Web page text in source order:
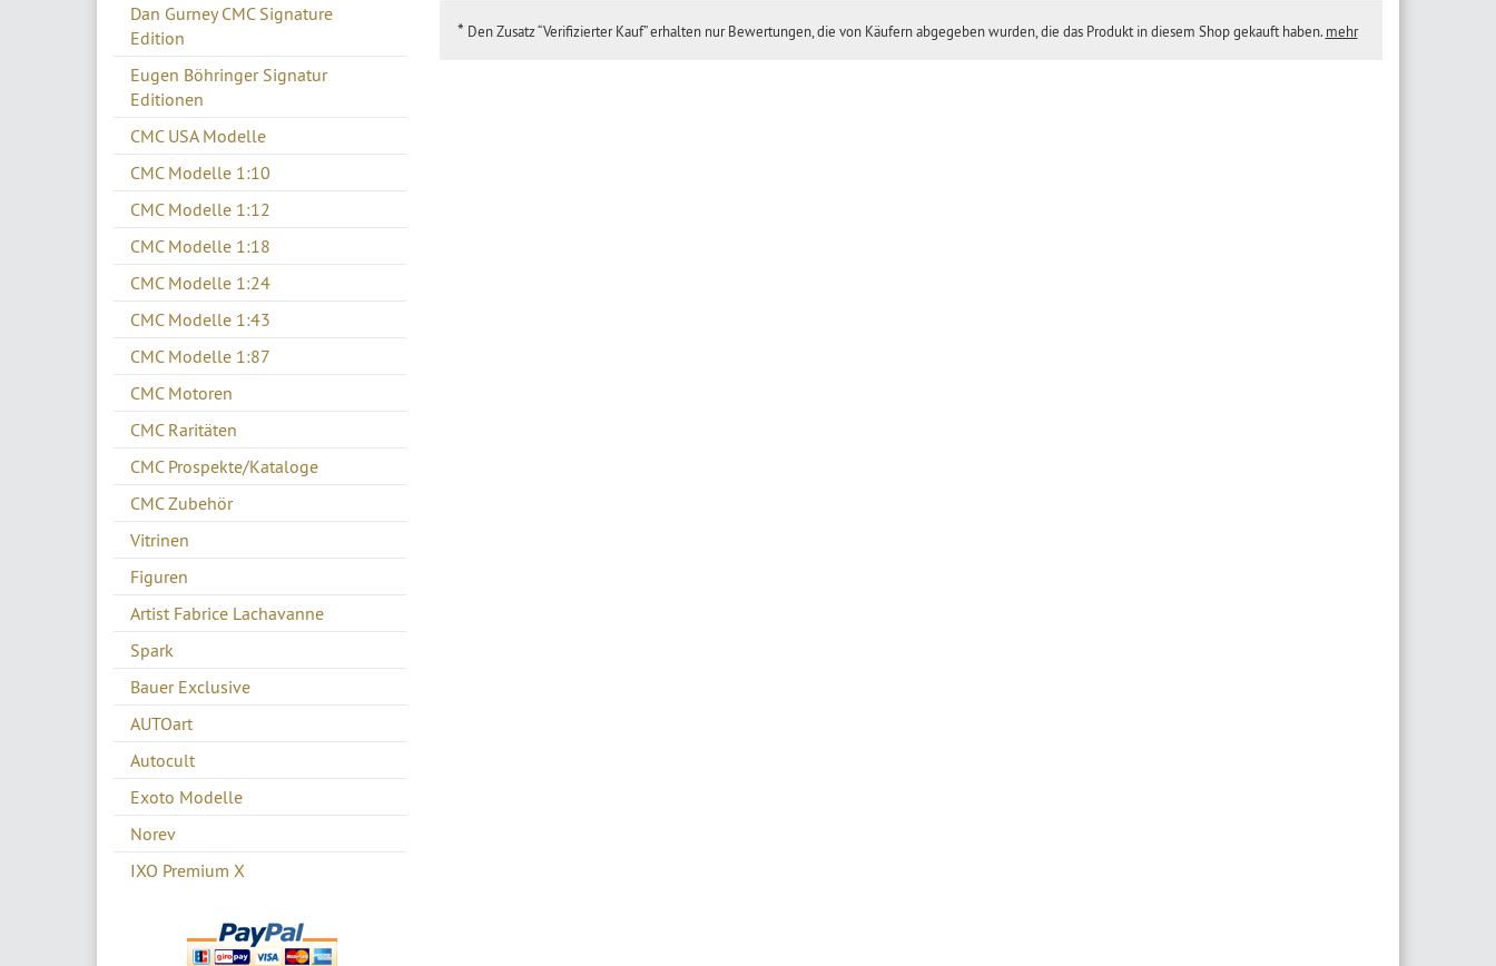
Dan Gurney CMC Signature
Edition
Eugen Böhringer Signatur
Editionen
CMC USA Modelle
CMC Modelle 1:10
CMC Modelle 1:12
CMC Modelle 1:18
CMC Modelle 1:24
CMC Modelle 1:43
CMC Modelle 1:87
CMC Motoren
CMC Raritäten
CMC Prospekte/Kataloge
CMC Zubehör
Vitrinen
Figuren
Artist Fabrice Lachavanne
Spark
Bauer Exclusive
AUTOart
Autocult
Exoto Modelle
Norev
IXO Premium X
* Den Zusatz “Verifizierter Kauf” erhalten nur Bewertungen, die von Käufern abgegeben wurden, die das Produkt in diesem Shop gekauft haben. mehr